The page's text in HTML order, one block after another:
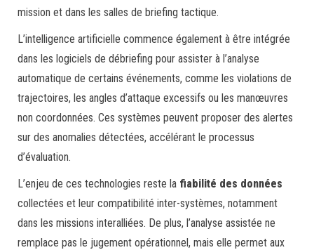
mission et dans les salles de briefing tactique.
L’intelligence artificielle commence également à être intégrée
dans les logiciels de débriefing pour assister à l’analyse
automatique de certains événements, comme les violations de
trajectoires, les angles d’attaque excessifs ou les manœuvres
non coordonnées. Ces systèmes peuvent proposer des alertes
sur des anomalies détectées, accélérant le processus
d’évaluation.
L’enjeu de ces technologies reste la fiabilité des données
collectées et leur compatibilité inter-systèmes, notamment
dans les missions interalliées. De plus, l’analyse assistée ne
remplace pas le jugement opérationnel, mais elle permet aux